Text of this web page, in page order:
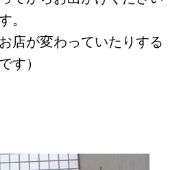
。
店が変わっていたりする
す）